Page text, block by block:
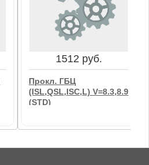
Прокл. Коллектора
Впуск. (ISF2.8)
В корзину
1512 руб.
Прокл. ГБЦ
(ISL,QSL,ISC,L) V=8.3,8.9
(STD)